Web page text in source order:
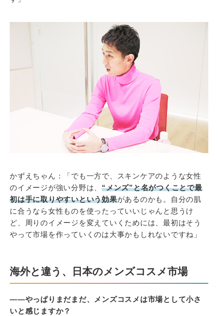
かずえちゃん：「でも一方で、スキンケアのような女性
のイメージが強い分野は、 “メンズ”と名がつくことで最
初は手に取りやすいという効果があるのかも。自分の肌
に合うなら女性ものを使ったっていいじゃんと思うけ
ど、周りのイメージを変えていくためには、最初はそう
やって市場を作っていくのは大事かもしれないですね」
海外と違う、日本のメンズコスメ市場
――やっぱりまだまだ、メンズコスメは市場として小さ
いと感じますか？